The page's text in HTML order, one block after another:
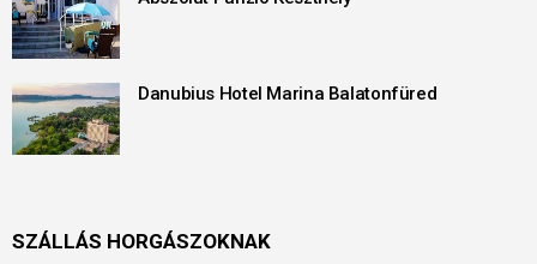
Danubius Hotel Marina Balatonfüred
SZÁLLÁS HORGÁSZOKNAK